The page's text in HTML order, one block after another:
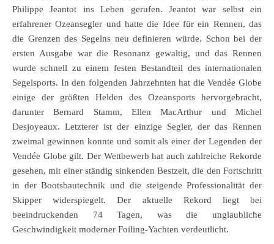
Philippe Jeantot ins Leben gerufen. Jeantot war selbst ein
erfahrener Ozeansegler und hatte die Idee für ein Rennen, das
die Grenzen des Segelns neu definieren würde. Schon bei der
ersten Ausgabe war die Resonanz gewaltig, und das Rennen
wurde schnell zu einem festen Bestandteil des internationalen
Segelsports. In den folgenden Jahrzehnten hat die Vendée Globe
einige der größten Helden des Ozeansports hervorgebracht,
darunter Bernard Stamm, Ellen MacArthur und Michel
Desjoyeaux. Letzterer ist der einzige Segler, der das Rennen
zweimal gewinnen konnte und somit als einer der Legenden der
Vendée Globe gilt. Der Wettbewerb hat auch zahlreiche Rekorde
gesehen, mit einer ständig sinkenden Bestzeit, die den Fortschritt
in der Bootsbautechnik und die steigende Professionalität der
Skipper widerspiegelt. Der aktuelle Rekord liegt bei
beeindruckenden 74 Tagen, was die unglaubliche
Geschwindigkeit moderner Foiling-Yachten verdeutlicht.